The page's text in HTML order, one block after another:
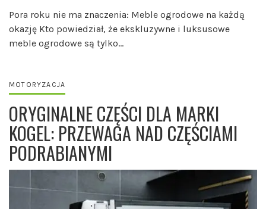
Pora roku nie ma znaczenia: Meble ogrodowe na każdą
okazję Kto powiedział, że ekskluzywne i luksusowe
meble ogrodowe są tylko…
MOTORYZACJA
ORYGINALNE CZĘŚCI DLA MARKI
KOGEL: PRZEWAGA NAD CZĘŚCIAMI
PODRABIANYMI